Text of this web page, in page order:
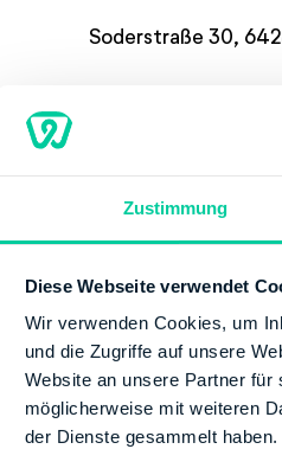
Zustimmung
Diese Webseite verwendet
Wir verwenden Cookies, um
und die Zugriffe auf unsere
Website an unsere Partner für
möglicherweise mit weiteren
der Dienste gesammelt haben.
Soderstraße 30,
Banking Details
Institution:
BIC:
IBAN:
Account holder:
Institution: